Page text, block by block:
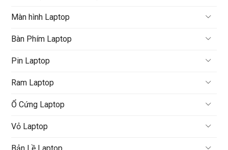
Màn hình Laptop
Bàn Phím Laptop
Pin Laptop
Ram Laptop
Ổ Cứng Laptop
Vỏ Laptop
Bản Lề Laptop